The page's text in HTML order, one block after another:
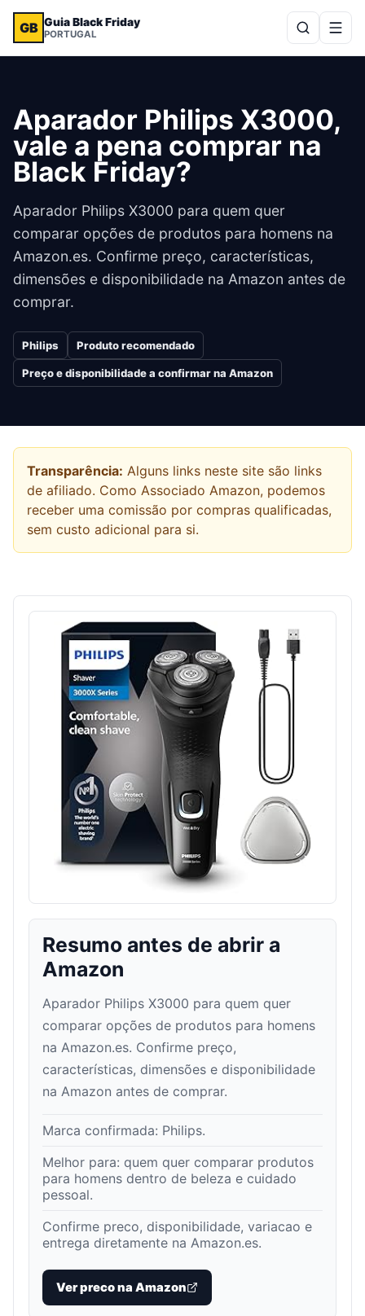
GB Guia Black Friday
PORTUGAL
Aparador Philips X3000,
vale a pena comprar na
Black Friday?
Aparador Philips X3000 para quem quer
comparar opções de produtos para homens na
Amazon.es. Confirme preço, características,
dimensões e disponibilidade na Amazon antes de
comprar.
Philips Produto recomendado
Preço e disponibilidade a confirmar na Amazon
Transparência: Alguns links neste site são links
de afiliado. Como Associado Amazon, podemos
receber uma comissão por compras qualificadas,
sem custo adicional para si.
Resumo antes de abrir a
Amazon
Aparador Philips X3000 para quem quer
comparar opções de produtos para homens
na Amazon.es. Confirme preço,
características, dimensões e disponibilidade
na Amazon antes de comprar.
Marca confirmada: Philips.
Melhor para: quem quer comparar produtos
para homens dentro de beleza e cuidado
pessoal.
Confirme preco, disponibilidade, variacao e
entrega diretamente na Amazon.es.
Ver preco na Amazon